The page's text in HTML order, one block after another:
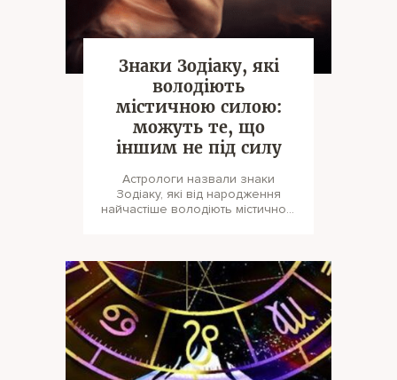
Знаки Зодіаку, які
володіють
містичною силою:
можуть те, що
іншим не під силу
Астрологи назвали знаки
Зодіаку, які від народження
найчастіше володіють містичною